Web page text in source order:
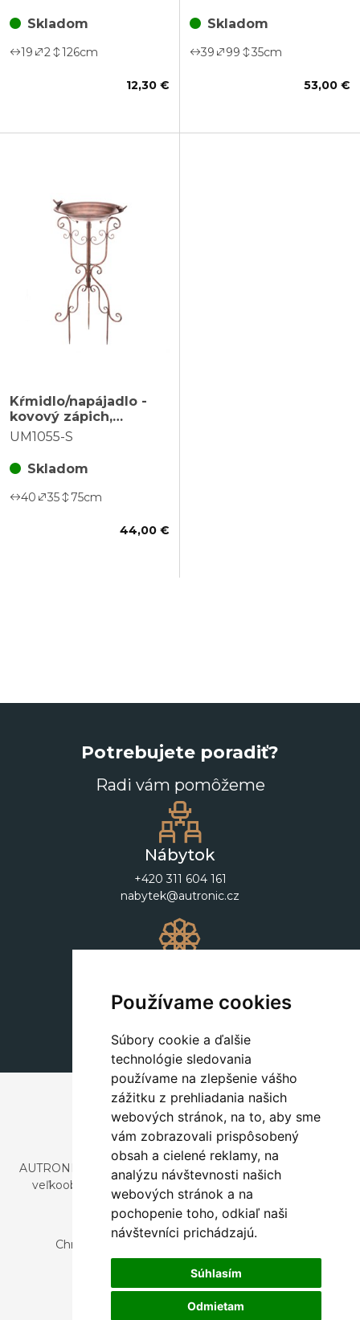
Používame cookies
Súbory cookie a ďalšie
technológie sledovania
používame na zlepšenie vášho
zážitku z prehliadania našich
webových stránok, na to, aby sme
vám zobrazovali prispôsobený
obsah a cielené reklamy, na
analýzu návštevnosti našich
webových stránok a na
pochopenie toho, odkiaľ naši
návštevníci prichádzajú.
Súhlasím
Odmietam
Skladom
19 2 126cm
12,30 €
Skladom
39 99 35cm
53,00 €
Kŕmidlo/napájadlo -
kovový zápich,
trojnožka, s vtáčikmi,
UM1055-S
Skladom
40 35 75cm
44,00 €
Potrebujete poradiť?
Radi vám pomôžeme
Nábytok
+420 311 604 161
nabytek@autronic.cz
+420 311 604 182
dekorace@autronic.cz
AUTRONIC, s.r.o. je spoločnosť zaoberajúca sa dovozom a
veľkoobchodným predajom dizajnového aj štýlového
nábytku a dekorácií.
Česká republika
Chrustenice 270, 267 12 Loděnice u Berouna
Slovensko
Nová 366, 032 02 Závažná Poruba